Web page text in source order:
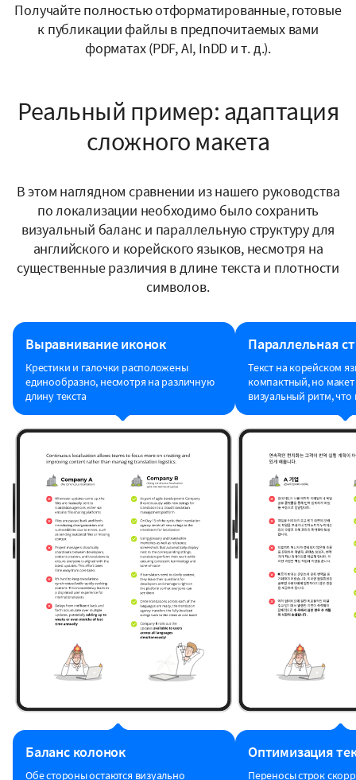
Получайте полностью отформатированные, готовые
к публикации файлы в предпочитаемых вами
форматах (PDF, AI, InDD и т. д.).
Реальный пример: адаптация
сложного макета
В этом наглядном сравнении из нашего руководства
по локализации необходимо было сохранить
визуальный баланс и параллельную структуру для
английского и корейского языков, несмотря на
существенные различия в длине текста и плотности
символов.
Выравнивание иконок
Крестики и галочки расположены
единообразно, несмотря на различную
длину текста
Баланс колонок
Обе стороны остаются визуально
Параллельная
Текст на корейском
компактный, но макет
визуальный ритм, что
Оптимизация
Переносы строк